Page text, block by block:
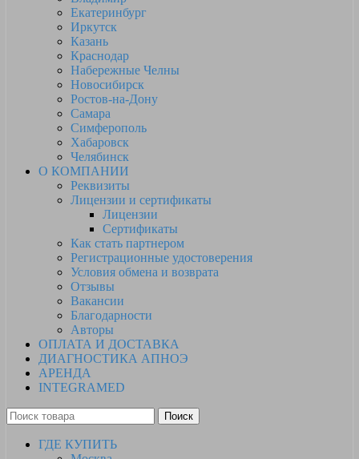
Екатеринбург
Иркутск
Казань
Краснодар
Набережные Челны
Новосибирск
Ростов-на-Дону
Самара
Симферополь
Хабаровск
Челябинск
О КОМПАНИИ
Реквизиты
Лицензии и сертификаты
Лицензии
Сертификаты
Как стать партнером
Регистрационные удостоверения
Условия обмена и возврата
Отзывы
Вакансии
Благодарности
Авторы
ОПЛАТА И ДОСТАВКА
ДИАГНОСТИКА АПНОЭ
АРЕНДА
INTEGRAMED
Поиск
ГДЕ КУПИТЬ